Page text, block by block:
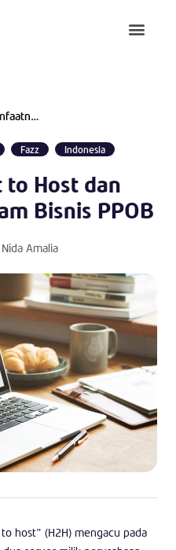
Pengertian Host to Host dan Manfaatnya dalam Bisnis PPOB
Fazz Indonesia
Host dan
Bisnis PPOB
Nida Amalia
host” (H2H) mengacu pada